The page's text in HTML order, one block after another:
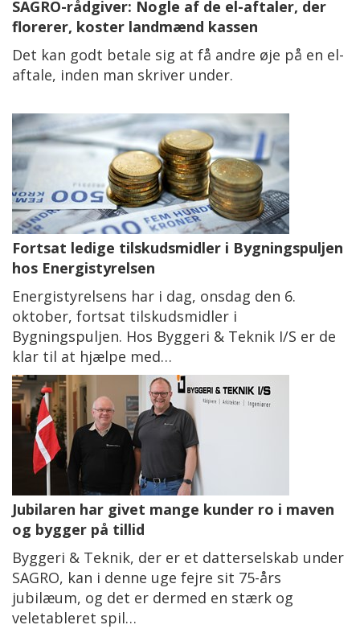
SAGRO-rådgiver: Nogle af de el-aftaler, der
florerer, koster landmænd kassen
Det kan godt betale sig at få andre øje på en el-
aftale, inden man skriver under.
Fortsat ledige tilskudsmidler i Bygningspuljen
hos Energistyrelsen
Energistyrelsens har i dag, onsdag den 6.
oktober, fortsat tilskudsmidler i
Bygningspuljen. Hos Byggeri & Teknik I/S er de
klar til at hjælpe med…
Jubilaren har givet mange kunder ro i maven
og bygger på tillid
Byggeri & Teknik, der er et datterselskab under
SAGRO, kan i denne uge fejre sit 75-års
jubilæum, og det er dermed en stærk og
veletableret spil…